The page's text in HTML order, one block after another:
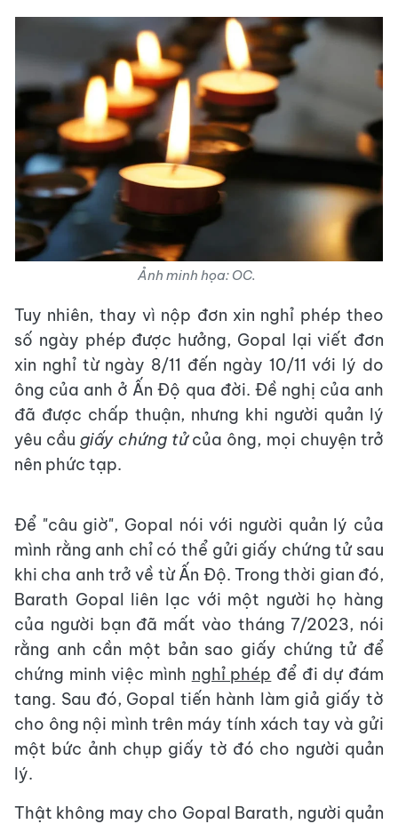
Ảnh minh họa: OC.
Tuy nhiên, thay vì nộp đơn xin nghỉ phép theo
số ngày phép được hưởng, Gopal lại viết đơn
xin nghỉ từ ngày 8/11 đến ngày 10/11 với lý do
ông của anh ở Ấn Độ qua đời. Đề nghị của anh
đã được chấp thuận, nhưng khi người quản lý
yêu cầu giấy chứng tửcủa ông, mọi chuyện trở
nên phức tạp.
Để "câu giờ", Gopal nói với người quản lý của
mình rằng anh chỉ có thể gửi giấy chứng tử sau
khi cha anh trở về từ Ấn Độ. Trong thời gian đó,
Barath Gopal liên lạc với một người họ hàng
của người bạn đã mất vào tháng 7/2023, nói
rằng anh cần một bản sao giấy chứng tử để
chứng minh việc mình nghỉ phép để đi dự đám
tang. Sau đó, Gopal tiến hành làm giả giấy tờ
cho ông nội mình trên máy tính xách tay và gửi
một bức ảnh chụp giấy tờ đó cho người quản
lý.
Thật không may cho Gopal Barath, người quản